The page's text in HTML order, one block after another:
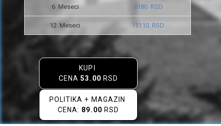
6 Meseci 8180 RSD
12 Meseci 15110 RSD
KUPI
CENA53.00 RSD
POLITIKA + MAGAZIN
CENA: 89.00 RSD